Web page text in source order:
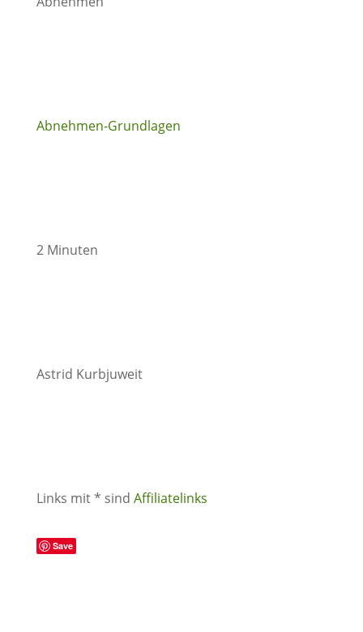
Abnehmen-Grundlagen
2 Minuten
Astrid Kurbjuweit
Links mit * sind Affiliatelinks
Save